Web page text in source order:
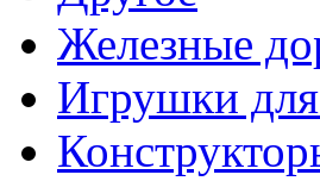
Железные
Игрушки